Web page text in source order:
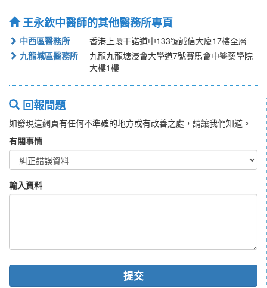
王永欽中醫師的其他醫務所專頁
中西區醫務所
香港上環干諾道中133號誠信大廈17樓全層
九龍城區醫務所
九龍九龍塘浸會大學道7號賽馬會中醫藥學院
大樓1樓
回報問題
如發現這網頁有任何不準確的地方或有改善之處，請讓我們知道。
有關事情
輸入資料
提交